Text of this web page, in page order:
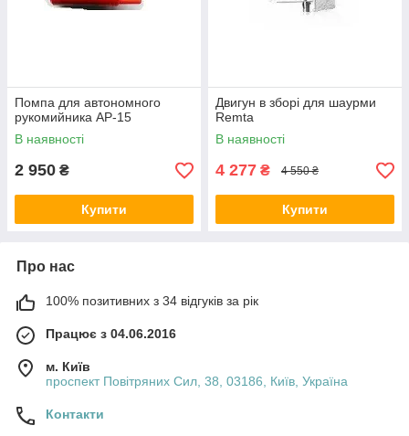
Помпа для автономного
рукомийника АР-15
В наявності
2 950 ₴
Купити
Двигун в зборі для шаурми
Remta
В наявності
4 277 ₴ 4 550 ₴
Купити
Про нас
100% позитивних з 34 відгуків за рік
Працює з 04.06.2016
м. Київ
проспект Повітряних Сил, 38, 03186, Київ, Україна
Контакти